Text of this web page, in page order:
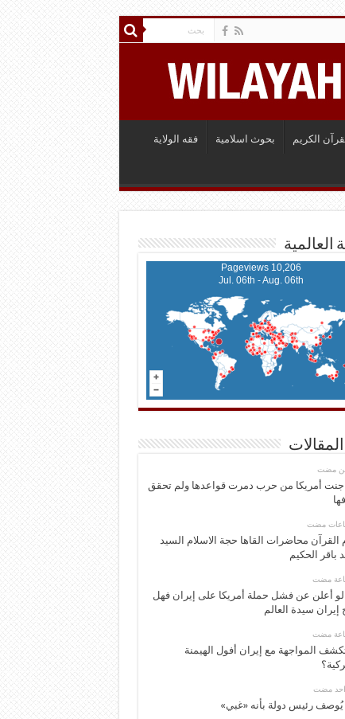
الكريم بحوث اسلامية فقه الولاية
العالمية
10,206 Pageviews
Jul. 06th - Aug. 06th
مضت
جنت أمريكا من حرب دمرت قواعدها ولم تحقق
القرآن محاضرات القاها حجة الاسلام السيد
باقر الحكيم
لو أعلن عن فشل حملة أمريكا على إيران فهل
إيران سيدة العالم
المواجهة مع إيران أفول الهيمنة
مضت
رئيس دولة بأنه «غبي»